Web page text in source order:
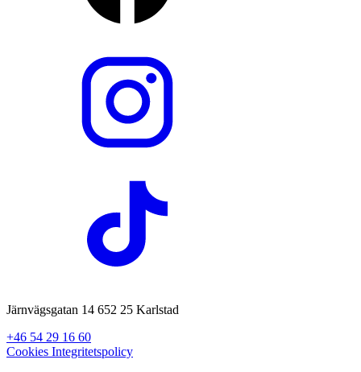
Järnvägsgatan 14 652 25 Karlstad
+46 54 29 16 60
Cookies Integritetspolicy